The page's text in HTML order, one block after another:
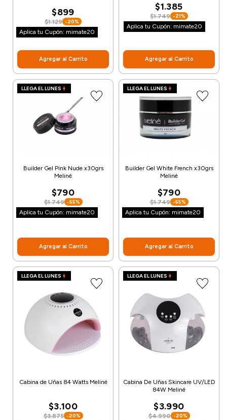
$899
$1.129 -20%
Aplica tu Cupón: mimate20
Agregar al Carrito
$1.385
$1.749 -21%
Aplica tu Cupón: mimate20
Agregar al Carrito
LLEGA EL LUNES
Builder Gel Pink Nude x30grs
Meliné
$790
$1.749 -55%
Aplica tu Cupón: mimate20
Agregar al Carrito
LLEGA EL LUNES
Builder Gel White French x30grs
Meliné
$790
$1.749 -55%
Aplica tu Cupón: mimate20
Agregar al Carrito
LLEGA EL LUNES
Cabina de Uñas 84 Watts Meliné
$3.100
$3.875 -20%
LLEGA EL LUNES
Cabina De Uñas Skincare UV/LED
84W Meliné
$3.990
$4.990 -20%